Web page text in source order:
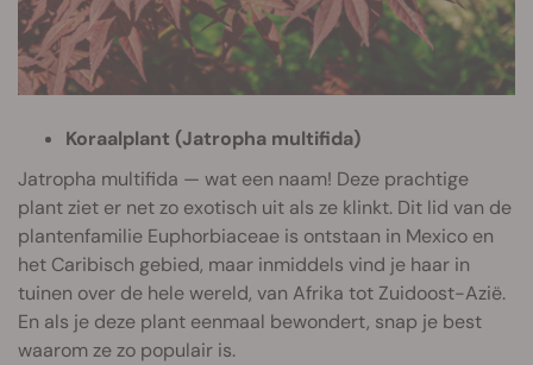
Koraalplant (Jatropha multifida)
Jatropha multifida — wat een naam! Deze prachtige
plant ziet er net zo exotisch uit als ze klinkt. Dit lid van de
plantenfamilie Euphorbiaceae is ontstaan in Mexico en
het Caribisch gebied, maar inmiddels vind je haar in
tuinen over de hele wereld, van Afrika tot Zuidoost-Azië.
En als je deze plant eenmaal bewondert, snap je best
waarom ze zo populair is.